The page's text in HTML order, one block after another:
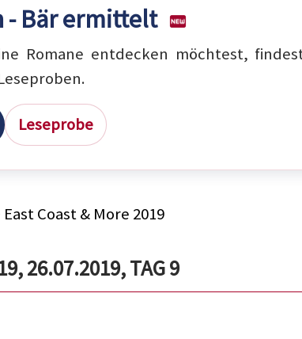
- Bär ermittelt
Romane entdecken möchtest,
Leseprobe
East Coast & More 2019
26.07.2019, TAG 9